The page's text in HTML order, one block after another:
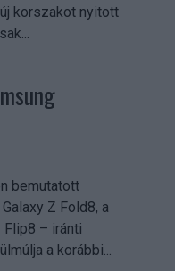
korszakot nyitott
bemutatott
Z Fold8, a
Flip8 – iránti
a korábbi...